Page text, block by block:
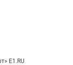
E1.RU